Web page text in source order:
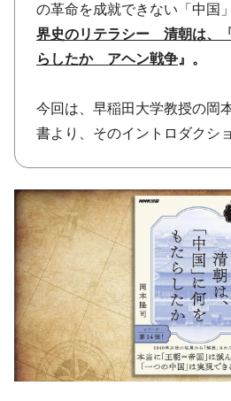
の革命を成就できない「中国
界史のリテラシー 清朝は、
らしたか アヘン戦争 』。
今回は、早稲田大学教授の岡
書より、そのイントロダクシ